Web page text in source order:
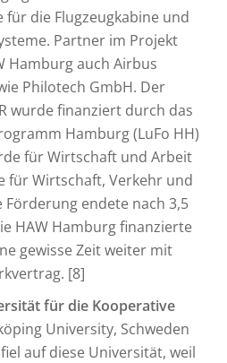
für die Flugzeugkabine und
Partner im Projekt
Hamburg auch Airbus
Philotech GmbH. Der
wurde finanziert durch das
Hamburg (LuFo HH)
für Wirtschaft und Arbeit
für Wirtschaft, Verkehr und
Förderung endete nach 3,5
HAW Hamburg finanzierte
gewisse Zeit weiter mit
[8]
für die Kooperative
University, Schweden
auf diese Universität, weil